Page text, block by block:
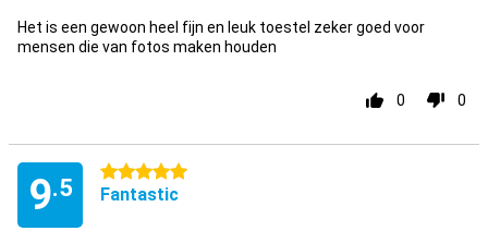
Het is een gewoon heel fijn en leuk toestel zeker goed voor
mensen die van fotos maken houden
0 0
9.5
5 stars
Fantastic